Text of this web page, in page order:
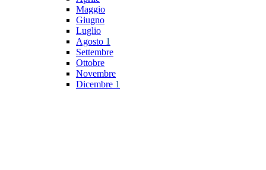
Maggio
Giugno
Luglio
Agosto 1
Settembre
Ottobre
Novembre
Dicembre 1